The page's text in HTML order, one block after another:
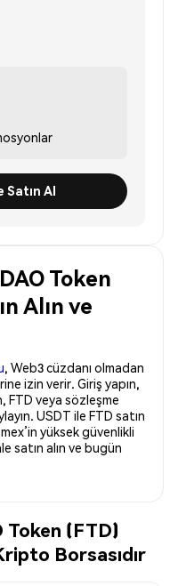
Satın Al
Token
Alın ve
, Web3 cüzdanı olmadan
izin verir. Giriş yapın,
FTD veya sözleşme
USDT ile FTD satın
yüksek güvenlikli
satın alın ve bugün
Token (FTD)
Borsasıdır